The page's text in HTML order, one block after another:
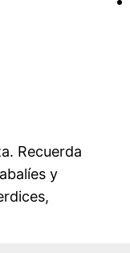
Recuerda
y